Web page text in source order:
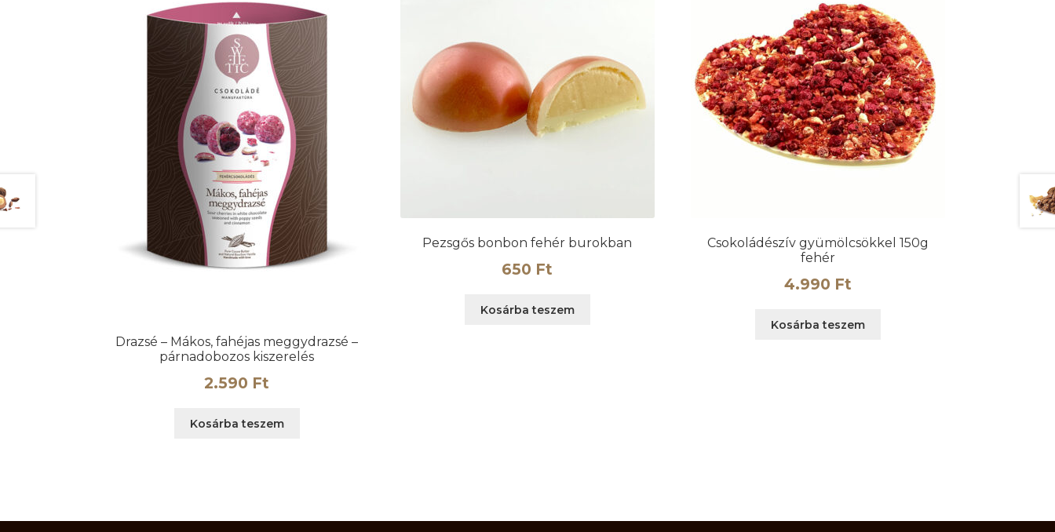
Drazsé – Mákos, fahéjas meggydrazsé –
párnadobozos kiszerelés
2.590 Ft
Kosárba teszem
Pezsgős bonbon fehér burokban
650 Ft
Kosárba teszem
Csokoládészív gyümölcsökkel 150g
fehér
4.990 Ft
Kosárba teszem